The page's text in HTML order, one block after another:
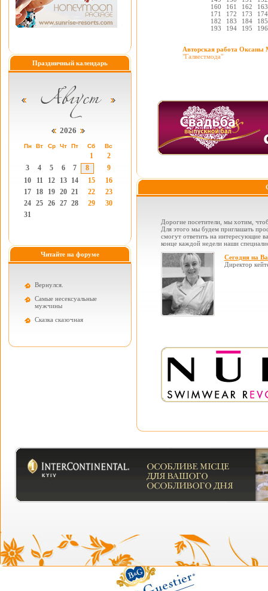
Праздничный календарь
2026
Пн Вт Ср Чт Пт Сб Вс
1
2
3
4 5 6 7 8
9
10
11 12 13 14 15
16
17
18 19 20 21 22
23
24 25 26 27 28 29
30
31
Читайте на форуме
Вернулся.
Самые несексуальные
мужчины
Cказка сказочная
160
161 162
163
171
172 173
174
182
183 184
185
193
194 195 196
Авторская работа Оксаны
"Галвестмода"
Дорогие посетители, мы хотим,
Для этого мы будем приглашать
смогут ответить на интересующие
конце каждой недели наши
Сегодня на
Директор